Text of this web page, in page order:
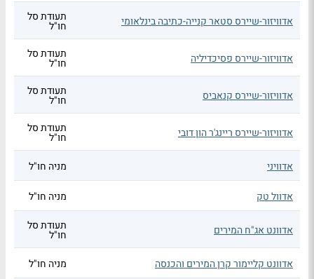
אדוויזור-שיירס סטאר קנייה-כתיבה בינלאומי תעודת סל
חו"ל
אדוויזור-שיירס פסיכדיליה תעודת סל
חו"ל
אדוויזור-שיירס קנאביס תעודת סל
חו"ל
אדוויזור-שיירס ריינג'ר הון דובי תעודת סל
חו"ל
אדוויני
מניה חו"ל
אדוול טק מניה חו"ל
אדוונט אג"ח המירים תעודת סל
חו"ל
אדוונט קליימור קרן המירים והכנסה
מניה חו"ל